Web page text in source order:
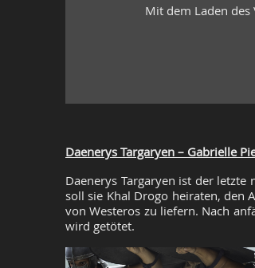
Mit dem Laden des
Daenerys Targaryen – Gabrielle
Daenerys Targaryen ist der letzte
soll sie Khal Drogo heiraten, den
von Westeros zu liefern. Nach
wird getötet.